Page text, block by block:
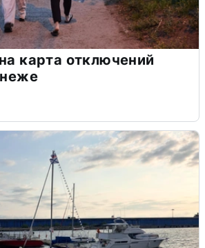
карта отключений